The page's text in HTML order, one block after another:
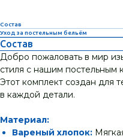
Состав
Уход за постельным бельём
Состав
Добро пожаловать в мир
стиля с нашим постельным
Этот комплект создан для
в каждой детали.
Материал:
Вареный хлопок: